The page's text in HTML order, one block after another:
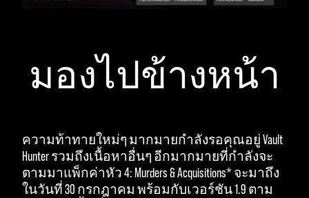
มองไปข้างหน้า
ความท้าทายใหม่ๆ มากมายกำลังรอคุณอยู่ Vault
Hunter รวมถึงเนื้อหาอื่นๆ อีกมากมายที่กำลังจะ
ตามมาแพ็กค่าหัว 4: Murders & Acquisitions* จะมาถึง
ในวันที่ 30 กรกฎาคม พร้อมกับเวอร์ชัน 1.9 ตาม